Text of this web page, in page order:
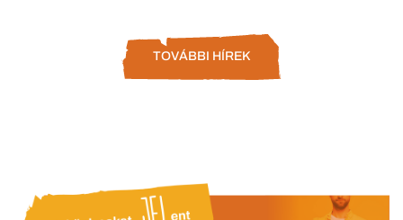
TOVÁBBI HÍREK